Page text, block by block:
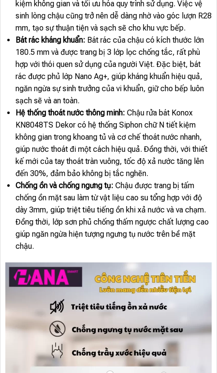
kiệm không gian và tối ưu hóa quy trình sử dụng. Việc vệ
sinh lòng chậu cũng trở nên dễ dàng nhờ vào góc lượn R28
mm, tạo sự thuận tiện và sạch sẽ cho khu vực bếp.
Bát rác kháng khuẩn: Bát rác của chậu có kích thước lớn
180.5 mm và được trang bị 3 lớp lọc chống tắc, rất phù
hợp với thói quen sử dụng của người Việt. Đặc biệt, bát
rác được phủ lớp Nano Ag+, giúp kháng khuẩn hiệu quả,
ngăn ngừa sự sinh trưởng của vi khuẩn, giữ cho bếp luôn
sạch sẽ và an toàn.
Hệ thống thoát nước thông minh: Chậu rửa bát Konox
KN8048TS Dekor có hệ thống Siphon chữ N tiết kiệm
không gian trong khoang tủ và cơ chế thoát nước nhanh,
giúp nước thoát đi một cách hiệu quả. Đồng thời, với thiết
kế mới của tay thoát tràn vuông, tốc độ xả nước tăng lên
đến 30%, đảm bảo không bị tắc nghẽn.
Chống ồn và chống ngưng tụ: Chậu được trang bị tấm
chống ồn mặt sau làm từ vật liệu cao su tổng hợp với độ
dày 3mm, giúp triệt tiêu tiếng ồn khi xả nước và va chạm.
Đồng thời, lớp sơn phủ chống thấm ngược chất lượng cao
giúp ngăn ngừa hiện tượng ngưng tụ nước trên bề mặt
chậu.